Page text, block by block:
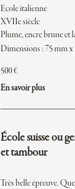
Ecole italienne
XVIIe siècle
Plume, encre brune et
Dimensions : 75 mm x
500€
En savoir plus
École suisse ou
et tambour
Très belle épreuve.